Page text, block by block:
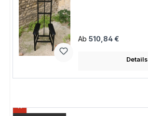
Regulärer Preis:
Ab 510,84 €
Details
%Rabatt